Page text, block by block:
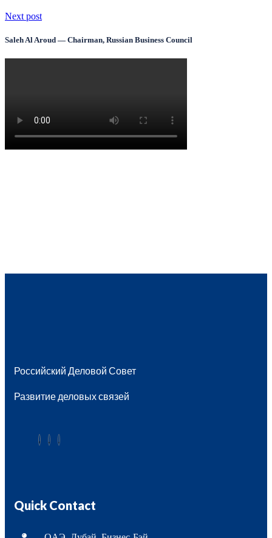
Next post
Saleh Al Aroud — Chairman, Russian Business Council
Российский Деловой Совет
Развитие деловых связей
Quick Contact